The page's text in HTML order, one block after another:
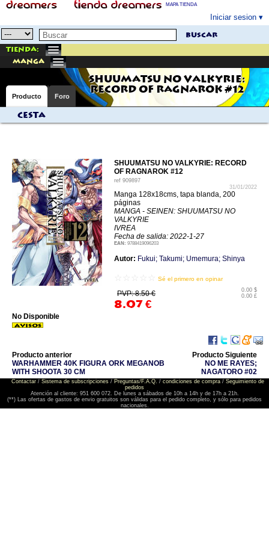
MAPA TIENDA
Iniciar sesion
buscar
Tienda:
manga
SHUUMATSU NO VALKYRIE:
RECORD OF RAGNAROK #12
Producto Foro
Cesta
SHUUMATSU NO VALKYRIE: RECORD
OF RAGNAROK #12
ref 909897
31/01/2022
Manga 128x18cms, tapa blanda, 200
páginas
MANGA - SEINEN: SHUUMATSU NO
VALKYRIE
IVREA
Fecha de salida: 2022-1-27
EAN: 9788419096203
Autor: Fukui; Takumi; Umemura; Shinya
Sé el primero en opinar
PVP: 8.50 €
8.07 €
0.00 $
0.00 £
No Disponible
Producto anterior
WARHAMMER 40K FIGURA ORK MEGANOB
WITH SHOOTA 30 CM
Producto Siguiente
NO ME RAYES;
NAGATORO #02
Contactar/ Sistema de subscripciones/ Preguntas/F.A.Q. / condiciones de compra/ Seguimiento de
pedidos
Atención al cliente: 951 600 072. De lunes a sábados de 10h a 14h y de 17h a 21h.
(**) Las ofertas de gastos de envio gratuitos son válidas para el pedido completo, y sólo para pedidos
nacionales.